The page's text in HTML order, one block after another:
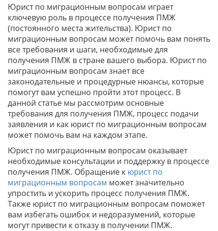
Юрист по миграционным вопросам играет
ключевую роль в процессе получения ПМЖ
(постоянного места жительства). Юрист по
миграционным вопросам может помочь вам понять
все требования и шаги, необходимые для
получения ПМЖ в стране вашего выбора. Юрист по
миграционным вопросам знает все
законодательные и процедурные нюансы, которые
помогут вам успешно пройти этот процесс. В
данной статье мы рассмотрим основные
требования для получения ПМЖ, процесс подачи
заявления и как юрист по миграционным вопросам
может помочь вам на каждом этапе.
Юрист по миграционным вопросам оказывает
необходимые консультации и поддержку в процессе
получения ПМЖ. Обращение к юрист по
миграционным вопросам может значительно
упростить и ускорить процесс получения ПМЖ.
Также юрист по миграционным вопросам поможет
вам избегать ошибок и недоразумений, которые
могут привести к отказу в получении ПМЖ.